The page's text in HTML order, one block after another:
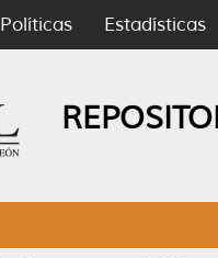
Políticas Estadísticas